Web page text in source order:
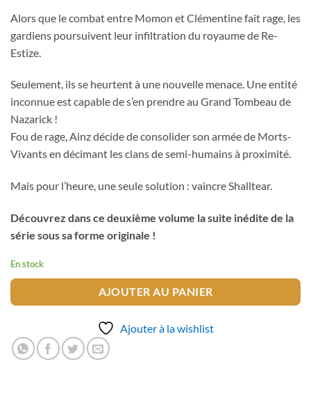
Alors que le combat entre Momon et Clémentine fait rage, les
gardiens poursuivent leur infiltration du royaume de Re-
Estize.
Seulement, ils se heurtent à une nouvelle menace. Une entité
inconnue est capable de s’en prendre au Grand Tombeau de
Nazarick !
Fou de rage, Ainz décide de consolider son armée de Morts-
Vivants en décimant les clans de semi-humains à proximité.
Mais pour l’heure, une seule solution : vaincre Shalltear.
Découvrez dans ce deuxième volume la suite inédite de la
série sous sa forme originale !
En stock
AJOUTER AU PANIER
Ajouter à la wishlist